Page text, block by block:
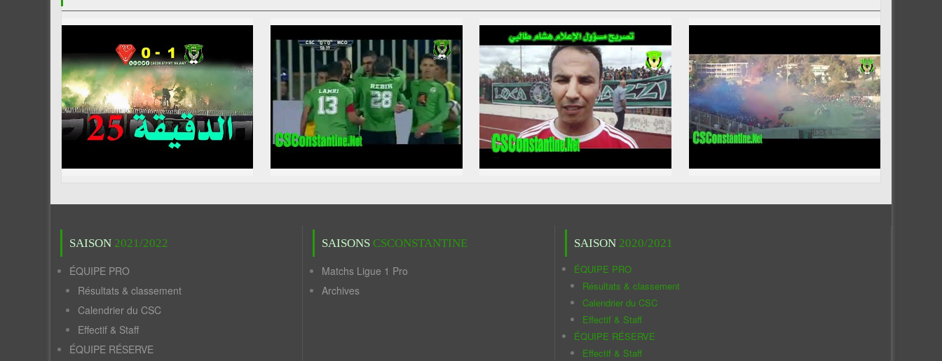
SAISON 2021/2022
ÉQUIPE PRO
Résultats & classement
Calendrier du CSC
Effectif & Staff
ÉQUIPE RÉSERVE
SAISONS CSCONSTANTINE
Matchs Ligue 1 Pro
Archives
SAISON 2020/2021
ÉQUIPE PRO
Résultats & classement
Calendrier du CSC
Effectif & Staff
ÉQUIPE RÉSERVE
Effectif & Staff